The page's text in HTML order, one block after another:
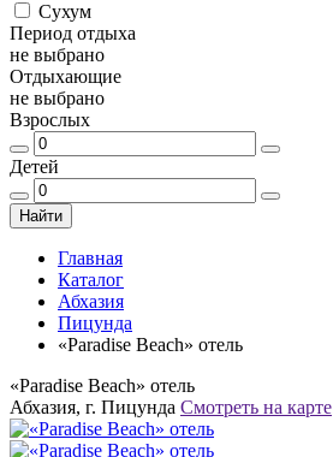
Сухум
Период отдыха
не выбрано
Отдыхающие
не выбрано
Взрослых
Детей
Найти
Главная
Каталог
Абхазия
Пицунда
«Paradise Beach» отель
«Paradise Beach» отель
Абхазия, г. Пицунда Смотреть на карте